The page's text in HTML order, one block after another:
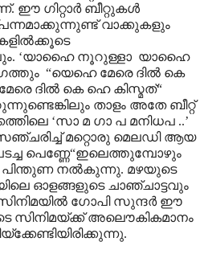
ഈ ഗിറ്റാർ ബീറ്റുകൾ
വാക്കുകളും
‘യാഹൈ നൂറുള്ളാ യാഹൈ
“യെഹെ മേരെ ദിൽ കെ
ദിൽ കെ ഹെ കിസ്മത്“
താളം അതേ ബീറ്റ്
‘സാ മ ഗാ പ മനിധപ ..’
മറ്റൊരു മെലഡി ആയ
പെണ്ണേ“ഇലെത്തുമ്പോഴും
പിന്തുണ നൽകുന്നു. മഴയുടെ
ഓളങ്ങളുടെ ചാഞ്ചാട്ടവും
ഗോപി സുന്ദർ ഈ
സിനിമയ്ക്ക് അലൌകികമാനം